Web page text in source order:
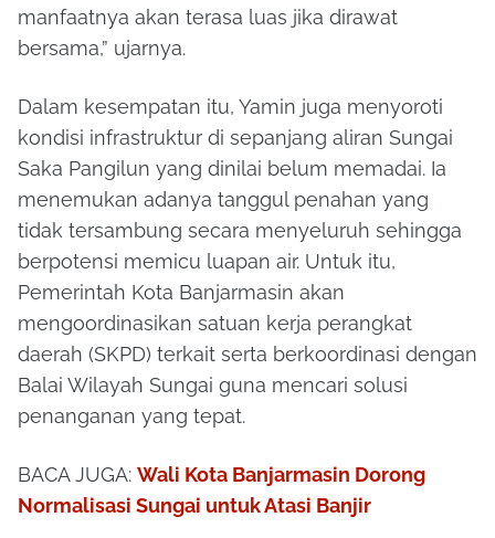
manfaatnya akan terasa luas jika dirawat
bersama,” ujarnya.
Dalam kesempatan itu, Yamin juga menyoroti
kondisi infrastruktur di sepanjang aliran Sungai
Saka Pangilun yang dinilai belum memadai. Ia
menemukan adanya tanggul penahan yang
tidak tersambung secara menyeluruh sehingga
berpotensi memicu luapan air. Untuk itu,
Pemerintah Kota Banjarmasin akan
mengoordinasikan satuan kerja perangkat
daerah (SKPD) terkait serta berkoordinasi dengan
Balai Wilayah Sungai guna mencari solusi
penanganan yang tepat.
BACA JUGA: Wali Kota Banjarmasin Dorong
Normalisasi Sungai untuk Atasi Banjir